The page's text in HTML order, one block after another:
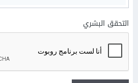
التحقق البشري